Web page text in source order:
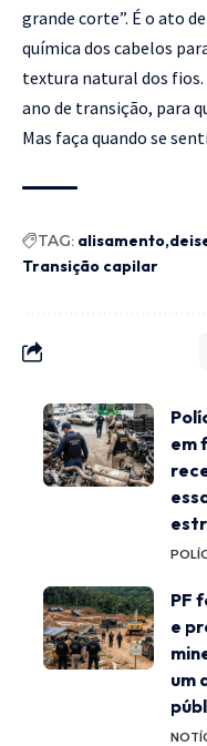
grande corte”. É o ato
química dos cabelos
textura natural dos
ano de transição, para
Mas faça quando se
TAG: alisamento
Transição capilar
em
PF
e
um